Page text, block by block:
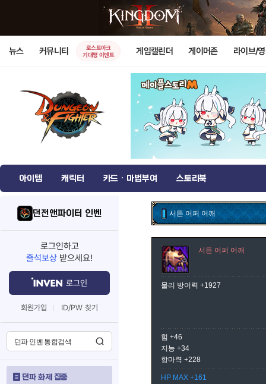
뉴스 커뮤니티
로스트아크
기대평 이벤트
게임캘린더 게이머존 라이브/
아이템 캐릭터 카드 · 마법부여 스토리북
던전앤파이터 인벤
로그인하고
출석보상 받으세요!
로그인
회원가입 ID/PW 찾기
던파 화제 집중
서든 어퍼 어깨
서든 어퍼 어깨
물리 방어력 +1927
힘 +46
지능 +34
항마력 +228
HP MAX +161